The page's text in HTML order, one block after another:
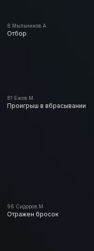
8 Мыльников А.
Отбор
81 Ежов М.
Проигрыш в вбрасывании
96 Сидоров М.
Отражен бросок